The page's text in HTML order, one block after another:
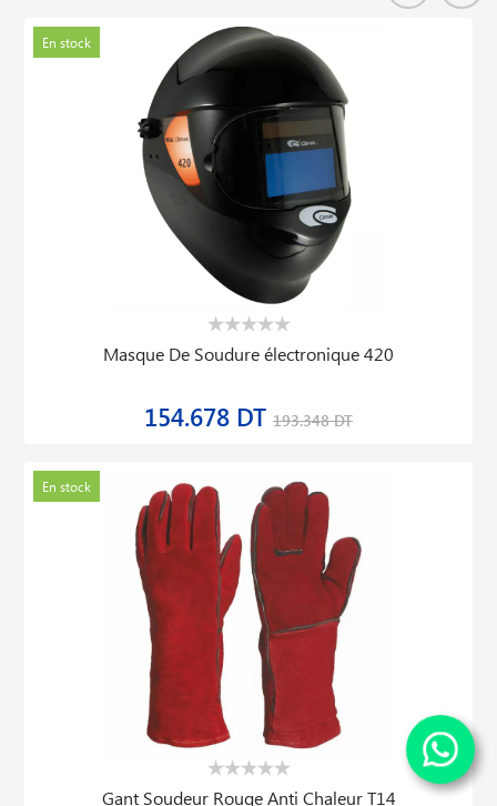
En stock
Masque De Soudure électronique 420
154.678 DT 193.348 DT
En stock
Gant Soudeur Rouge Anti Chaleur T14